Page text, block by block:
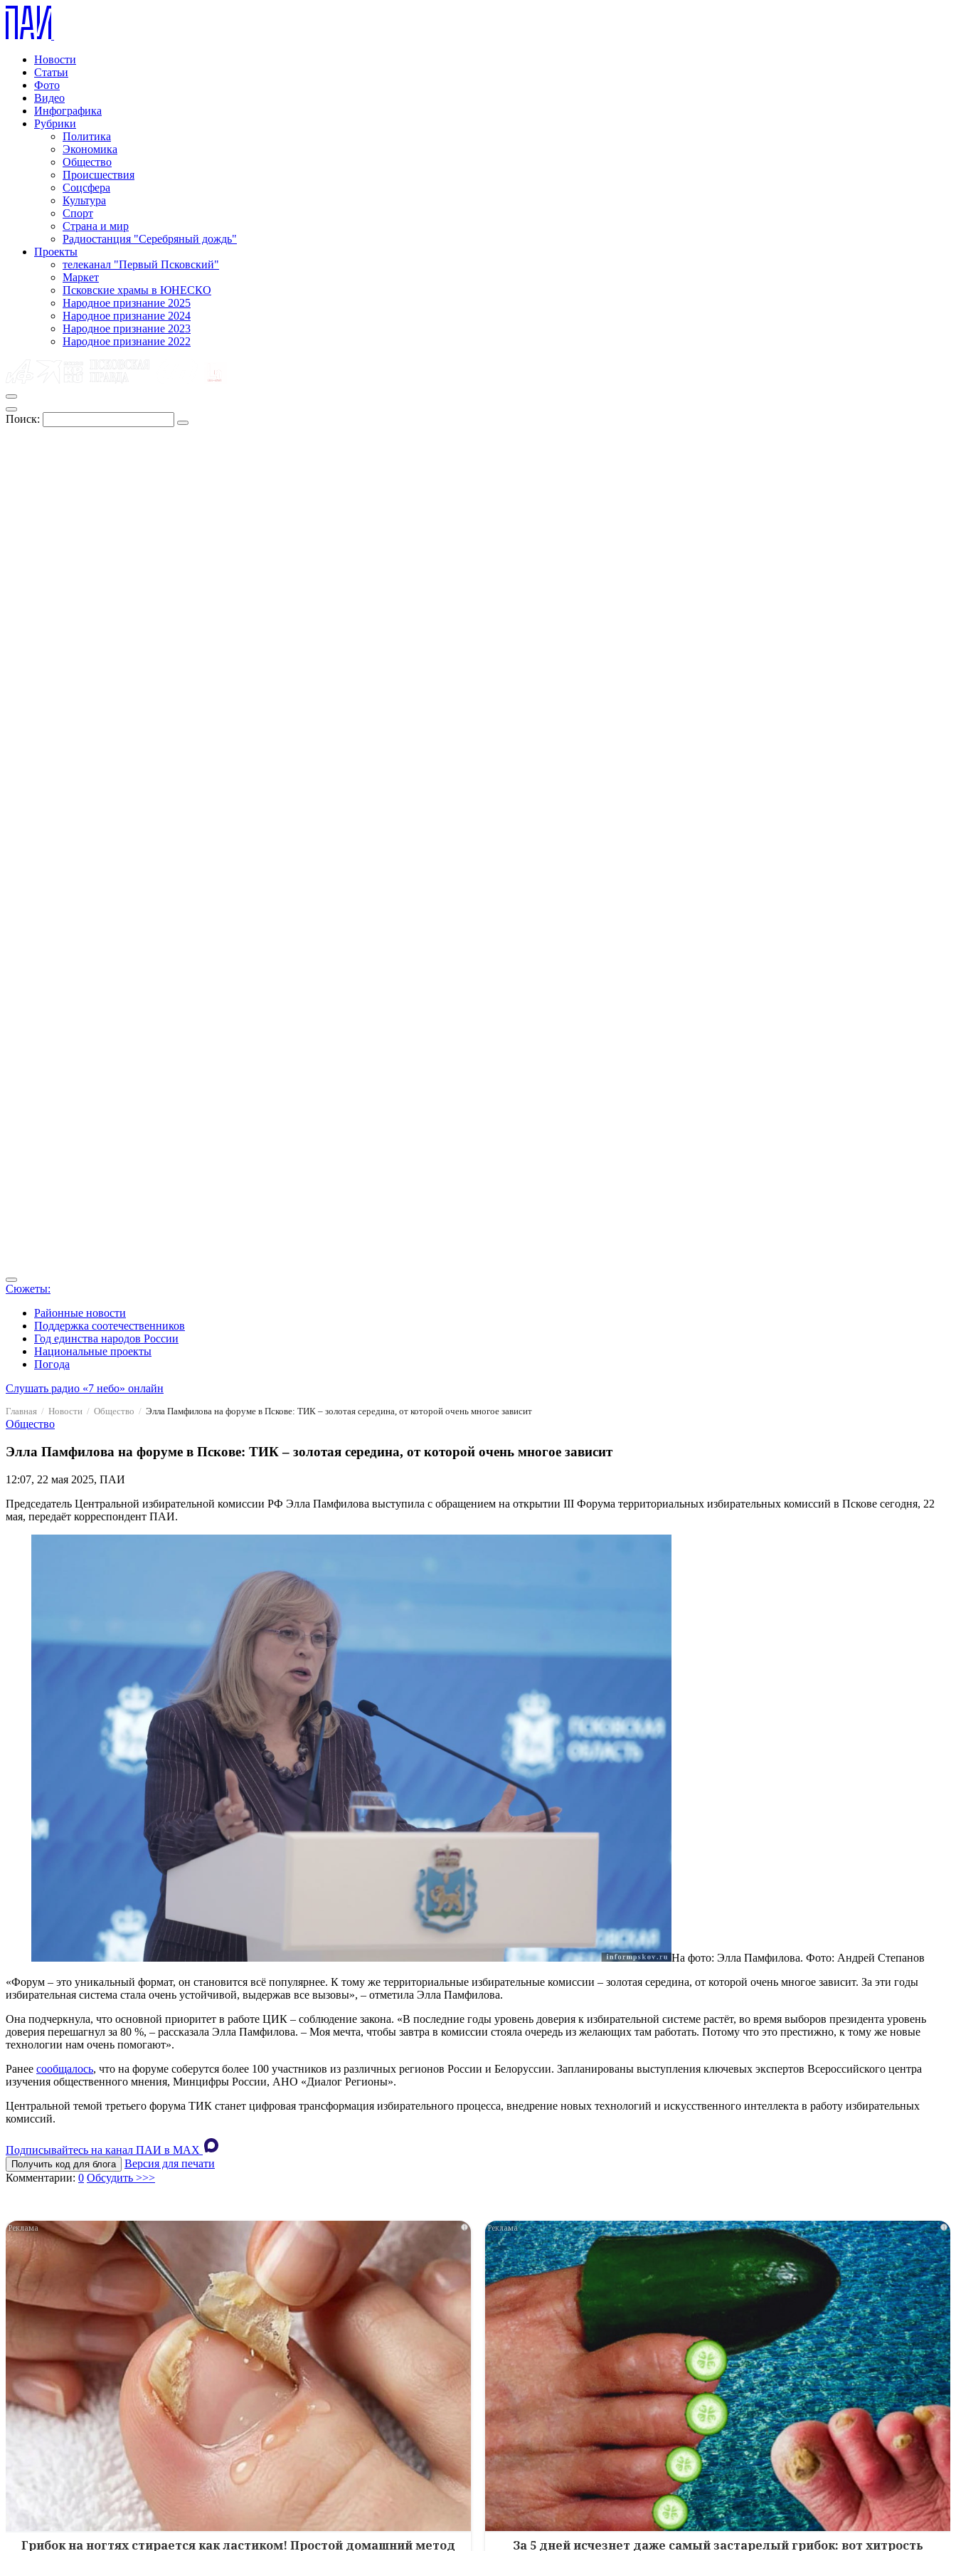
Новости
Статьи
Фото
Видео
Инфографика
Рубрики
Политика
Экономика
Общество
Происшествия
Соцсфера
Культура
Спорт
Страна и мир
Радиостанция "Серебряный дождь"
Проекты
телеканал "Первый Псковский"
Маркет
Псковские храмы в ЮНЕСКО
Народное признание 2025
Народное признание 2024
Народное признание 2023
Народное признание 2022
Поиск:
Сюжеты:
Районные новости
Поддержка соотечественников
Год единства народов России
Национальные проекты
Погода
Слушать радио «7 небо» онлайн
Главная Новости Общество Элла Памфилова на форуме в Пскове: ТИК – золотая середина, от которой очень многое зависит
Общество
Элла Памфилова на форуме в Пскове: ТИК – золотая середина, от которой очень многое зависит
12:07, 22 мая 2025, ПАИ
Председатель Центральной избирательной комиссии РФ Элла Памфилова выступила с обращением на открытии III Форума территориальных избирательных комиссий в Пскове сегодня, 22
мая, передаёт корреспондент ПАИ.
На фото: Элла Памфилова. Фото: Андрей Степанов
«Форум – это уникальный формат, он становится всё популярнее. К тому же территориальные избирательные комиссии – золотая середина, от которой очень многое зависит. За эти годы
избирательная система стала очень устойчивой, выдержав все вызовы», – отметила Элла Памфилова.
Она подчеркнула, что основной приоритет в работе ЦИК – соблюдение закона. «В последние годы уровень доверия к избирательной системе растёт, во время выборов президента уровень
доверия перешагнул за 80 %, – рассказала Элла Памфилова. – Моя мечта, чтобы завтра в комиссии стояла очередь из желающих там работать. Потому что это престижно, к тому же новые
технологии нам очень помогают».
Ранее сообщалось, что на форуме соберутся более 100 участников из различных регионов России и Белоруссии. Запланированы выступления ключевых экспертов Всероссийского центра
изучения общественного мнения, Минцифры России, АНО «Диалог Регионы».
Центральной темой третьего форума ТИК станет цифровая трансформация избирательного процесса, внедрение новых технологий и искусственного интеллекта в работу избирательных
комиссий.
Подписывайтесь на канал ПАИ в MAХ
Получить код для блога
Версия для печати
Комментарии: 0 Обсудить >>>
i
Грибок на ногтях стирается как ластиком! Простой домашний метод
i
За 5 дней исчезнет даже самый застарелый грибок: вот хитрость